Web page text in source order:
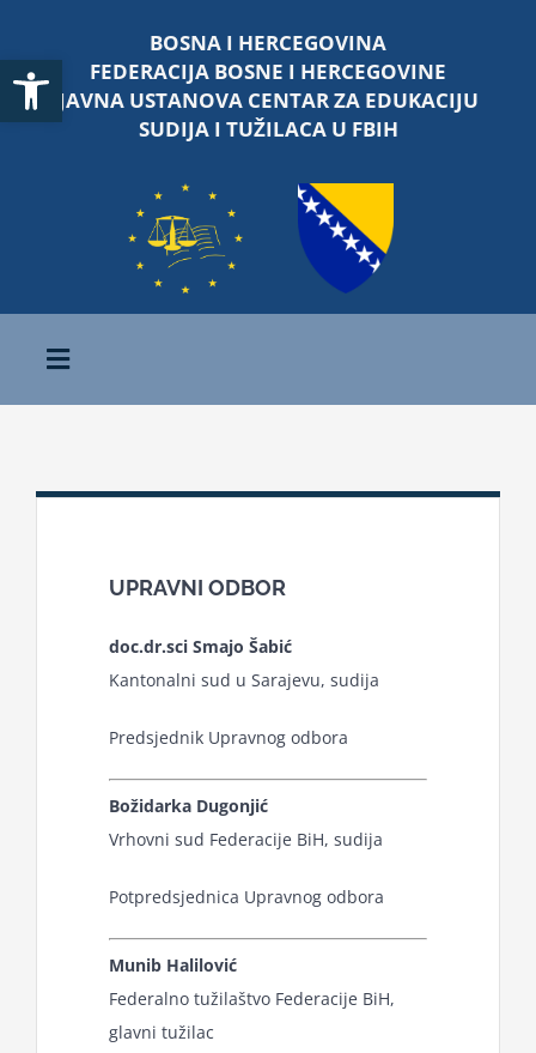
Open toolbar
content
BOSNA I HERCEGOVINA
FEDERACIJA BOSNE I HERCEGOVINE
JAVNA USTANOVA CENTAR ZA EDUKACIJU
SUDIJA I TUŽILACA U FBIH
Toggle
Navigation
Edukativni materijali
Projekti
Kontakt
UPRAVNI ODBOR
doc.dr.sci Smajo Šabić
Kantonalni sud u Sarajevu, sudija
Predsjednik Upravnog odbora
Božidarka Dugonjić
Vrhovni sud Federacije BiH, sudija
Potpredsjednica Upravnog odbora
Munib Halilović
Federalno tužilaštvo Federacije BiH,
glavni tužilac